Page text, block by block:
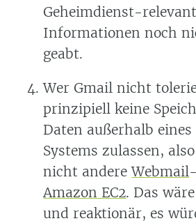
Geheimdienst-
Informationen noch
geabt.
Wer Gmail nicht
prinzipiell keine
Daten außerhalb eines
Systems zulassen,
nicht andereWebmail
Amazon EC2. Das
und reaktionär, es